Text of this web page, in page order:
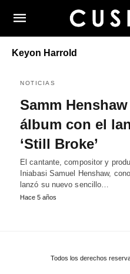
Keyon Harrold
NOTICIAS
Samm
álbum con el
‘Still Broke’
El cantante, compositor y
Iniabasi Samuel Henshaw,
lanzó su nuevo sencillo…
Hace 5 años
Todos los derechos